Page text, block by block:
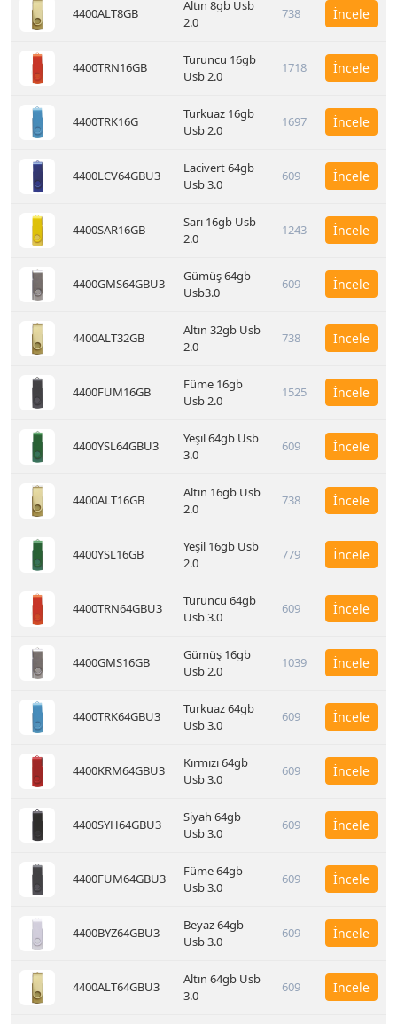
4400ALT8GB
Altın 8gb Usb
2.0
738 İncele
4400TRN16GB
Turuncu 16gb
Usb 2.0
1718 İncele
4400TRK16G
Turkuaz 16gb
Usb 2.0
1697 İncele
4400LCV64GBU3
Lacivert 64gb
Usb 3.0
609 İncele
4400SAR16GB
Sarı 16gb Usb
2.0
1243 İncele
4400GMS64GBU3
Gümüş 64gb
Usb3.0
609 İncele
4400ALT32GB
Altın 32gb Usb
2.0
738 İncele
4400FUM16GB
Füme 16gb
Usb 2.0
1525 İncele
4400YSL64GBU3
Yeşil 64gb Usb
3.0
609 İncele
4400ALT16GB
Altın 16gb Usb
2.0
738 İncele
4400YSL16GB
Yeşil 16gb Usb
2.0
779 İncele
4400TRN64GBU3
Turuncu 64gb
Usb 3.0
609 İncele
4400GMS16GB
Gümüş 16gb
Usb 2.0
1039 İncele
4400TRK64GBU3
Turkuaz 64gb
Usb 3.0
609 İncele
4400KRM64GBU3
Kırmızı 64gb
Usb 3.0
609 İncele
4400SYH64GBU3
Siyah 64gb
Usb 3.0
609 İncele
4400FUM64GBU3
Füme 64gb
Usb 3.0
609 İncele
4400BYZ64GBU3
Beyaz 64gb
Usb 3.0
609 İncele
4400ALT64GBU3
Altın 64gb Usb
3.0
609 İncele